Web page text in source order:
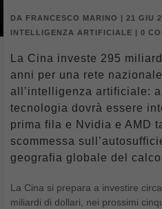
DA FRANCESCO MARINO 21 GIU
INTELLIGENZA ARTIFICIALE
0
La Cina investe 295
anni per una rete
all’intelligenza artificiale:
tecnologia dovrà essere
prima fila e Nvidia e AMD
scommessa
geografia globale del
La Cina si prepara a investire
miliardi di dollari, nei prossimi